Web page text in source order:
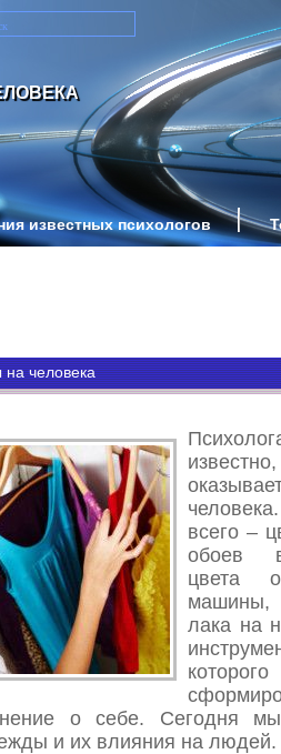
известных психологов
человека
всего –
обоев
цвета
машины,
лака на
о себе. Сегодня мы
и их влияния на людей.